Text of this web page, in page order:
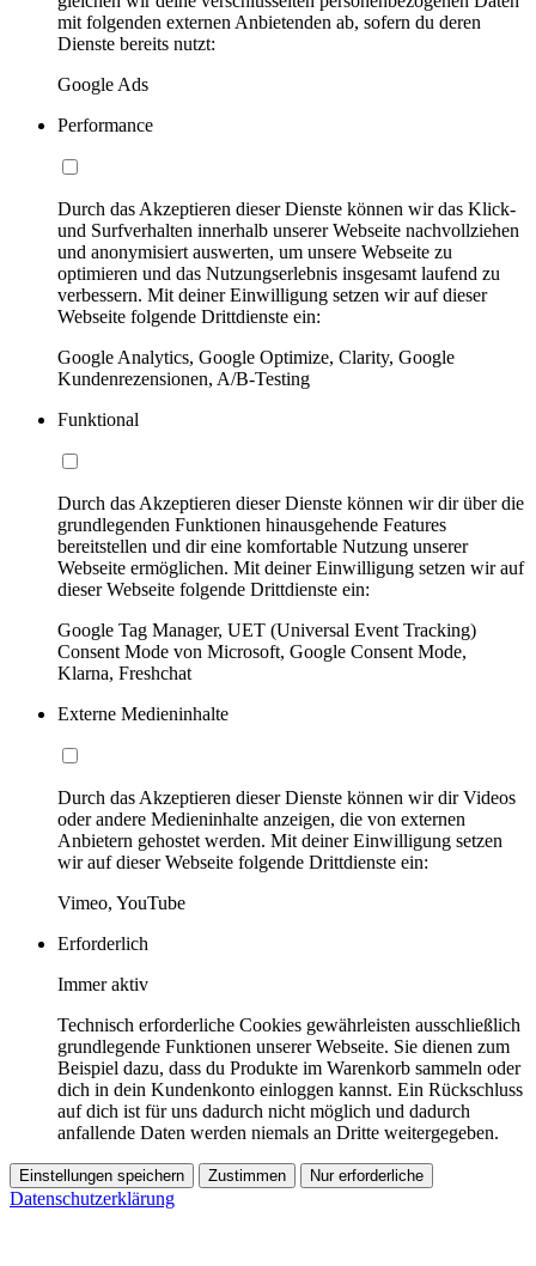
mit folgenden externen Anbietenden ab, sofern du deren
Dienste bereits nutzt:
Google Ads
Performance
Durch das Akzeptieren dieser Dienste können wir das Klick-
und Surfverhalten innerhalb unserer Webseite nachvollziehen
und anonymisiert auswerten, um unsere Webseite zu
optimieren und das Nutzungserlebnis insgesamt laufend zu
verbessern. Mit deiner Einwilligung setzen wir auf dieser
Webseite folgende Drittdienste ein:
Google Analytics, Google Optimize, Clarity, Google
Kundenrezensionen, A/B-Testing
Funktional
Durch das Akzeptieren dieser Dienste können wir dir über die
grundlegenden Funktionen hinausgehende Features
bereitstellen und dir eine komfortable Nutzung unserer
Webseite ermöglichen. Mit deiner Einwilligung setzen wir auf
dieser Webseite folgende Drittdienste ein:
Google Tag Manager, UET (Universal Event Tracking)
Consent Mode von Microsoft, Google Consent Mode,
Klarna, Freshchat
Externe Medieninhalte
Durch das Akzeptieren dieser Dienste können wir dir Videos
oder andere Medieninhalte anzeigen, die von externen
Anbietern gehostet werden. Mit deiner Einwilligung setzen
wir auf dieser Webseite folgende Drittdienste ein:
Vimeo, YouTube
Erforderlich
Immer aktiv
Technisch erforderliche Cookies gewährleisten ausschließlich
grundlegende Funktionen unserer Webseite. Sie dienen zum
Beispiel dazu, dass du Produkte im Warenkorb sammeln oder
dich in dein Kundenkonto einloggen kannst. Ein Rückschluss
auf dich ist für uns dadurch nicht möglich und dadurch
anfallende Daten werden niemals an Dritte weitergegeben.
Einstellungen speichern Zustimmen Nur erforderliche
Datenschutzerklärung